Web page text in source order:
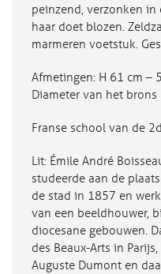
peinzend, verzonken
haar doet blozen.
marmeren voetstuk.
Afmetingen: H 61 cm –
Diameter van het
Franse school van de
Lit: Émile André
studeerde aan de
de stad in 1857 en
van een beeldhouwer,
diocesane gebouwen.
des Beaux-Arts in
Auguste Dumont en